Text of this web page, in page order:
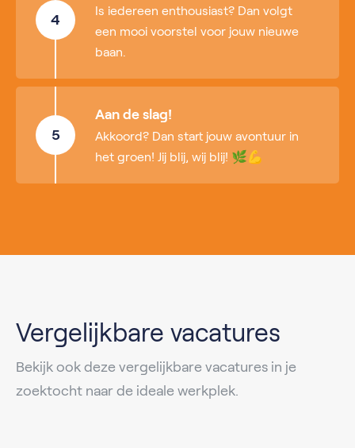
4
Is iedereen enthousiast? Dan volgt
een mooi voorstel voor jouw nieuwe
baan.
5
Aan de slag!
Akkoord? Dan start jouw avontuur in
het groen! Jij blij, wij blij! 🌿💪
Vergelijkbare vacatures
Bekijk ook deze vergelijkbare vacatures in je
zoektocht naar de ideale werkplek.